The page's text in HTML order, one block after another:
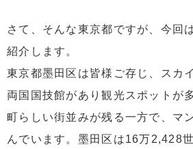
さて、そんな東京都ですが、今回
紹介します。
東京都墨田区は皆様ご存じ、スカ
両国国技館があり観光スポットが
町らしい街並みが残る一方で、マ
んでいます。墨田区は16万2,428